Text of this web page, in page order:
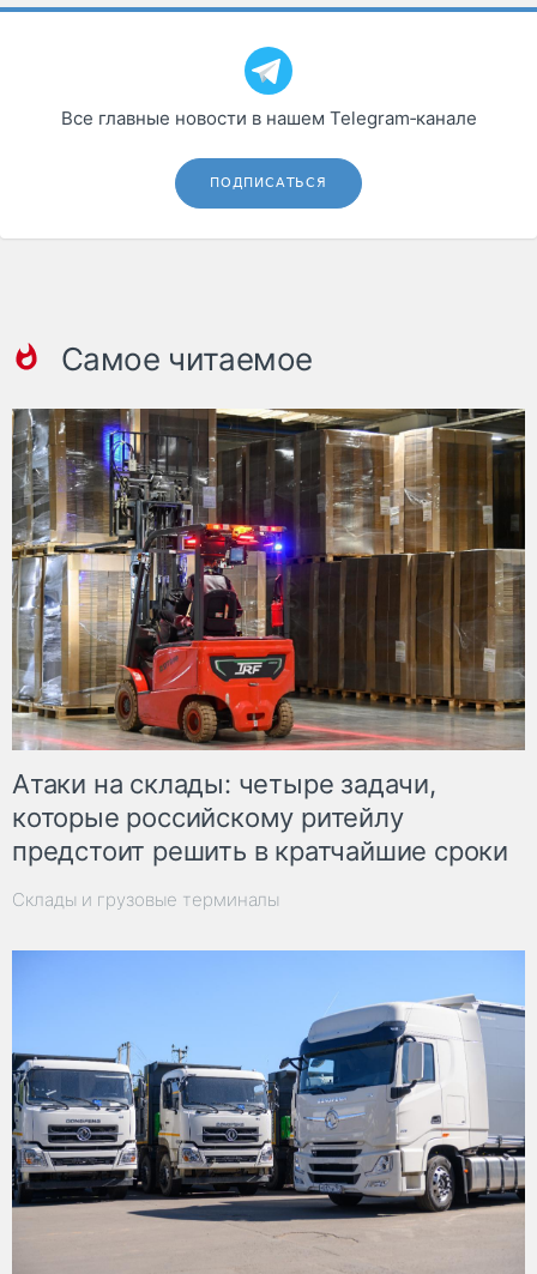
Все главные новости в нашем Telegram‑канале
ПОДПИСАТЬСЯ
Самое читаемое
Атаки на склады: четыре задачи,
которые российскому ритейлу
предстоит решить в кратчайшие сроки
Склады и грузовые терминалы